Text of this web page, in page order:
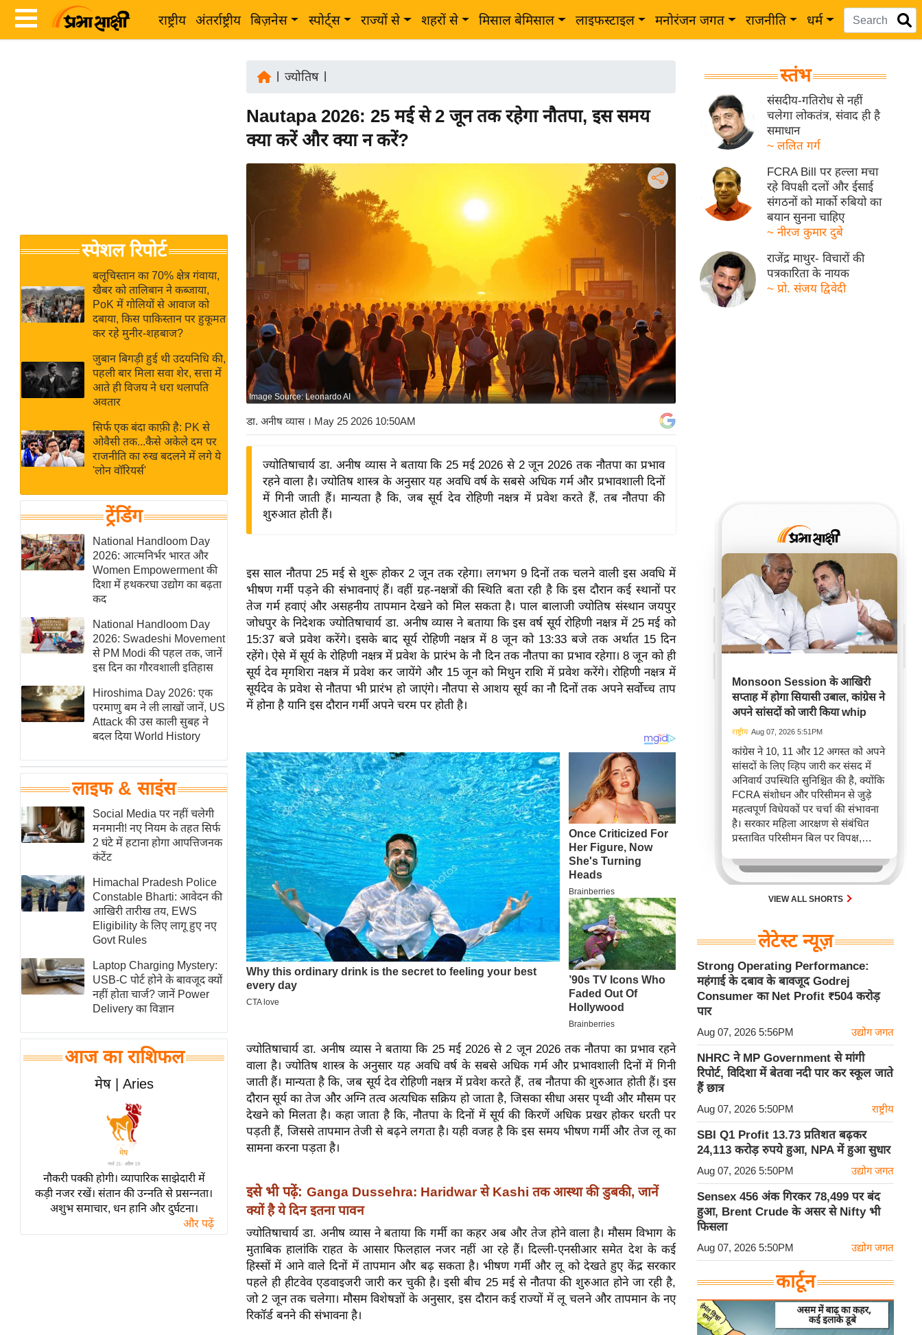
राष्ट्रीय अंतर्राष्ट्रीय बिज़नेस स्पोर्ट्स राज्यों से शहरों से मिसाल बेमिसाल लाइफस्टाइल मनोरंजन जगत राजनीति धर्म
Breaking
News in
Hindi
Hindi
Videos
जगत
राय
बजट
IPL
2026
ई-पेपर
मिसाल बेमिसाल
शख्सियत
यंग इंडिया
साहित्य जगत
ऑटो वर्ल्ड
न्यूज ब्रीफ
मनोरंजन जगत
बॉलीवुड
हॉलीवुड
फिल्म समीक्षा
Breaking
News
लाइफस्टाइल
टेक्नॉलॉजी
घरेलू नुस्खे
पर्यटन स्थल
फिटनेस मंत्रा
रिलेशनशिप
राजनीति
विश्लेषण
समसामयिक
मातृभूमि
एम.
आर.
आई.
समीक्षा
धर्म
ज्योतिष
त्योहार
राशिफल
विशेष
विश्लेषण
स्पेशल रिपोर्ट
बलूचिस्तान का 70% क्षेत्र गंवाया,
खैबर को तालिबान ने कब्जाया,
PoK में गोलियों से आवाज को
दबाया, किस पाकिस्तान पर हुकूमत
कर रहे मुनीर-शहबाज?
जुबान बिगड़ी हुई थी उदयनिधि की,
पहली बार मिला सवा शेर, सत्ता में
आते ही विजय ने धरा थलापति
अवतार
सिर्फ एक बंदा काफ़ी है: PK से
ओवैसी तक...कैसे अकेले दम पर
राजनीति का रुख बदलने में लगे ये
'लोन वॉरियर्स'
ट्रेंडिंग
National Handloom Day
2026: आत्मनिर्भर भारत और
Women Empowerment की
दिशा में हथकरघा उद्योग का बढ़ता
कद
National Handloom Day
2026: Swadeshi Movement
से PM Modi की पहल तक, जानें
इस दिन का गौरवशाली इतिहास
Hiroshima Day 2026: एक
परमाणु बम ने ली लाखों जानें, US
Attack की उस काली सुबह ने
बदल दिया World History
लाइफ & साइंस
Social Media पर नहीं चलेगी
मनमानी! नए नियम के तहत सिर्फ
2 घंटे में हटाना होगा आपत्तिजनक
कंटेंट
Himachal Pradesh Police
Constable Bharti: आवेदन की
आखिरी तारीख तय, EWS
Eligibility के लिए लागू हुए नए
Govt Rules
Laptop Charging Mystery:
USB-C पोर्ट होने के बावजूद क्यों
नहीं होता चार्ज? जानें Power
Delivery का विज्ञान
आज का राशिफल
मेष | Aries
नौकरी पक्की होगी। व्यापारिक साझेदारी में
कड़ी नजर रखें। संतान की उन्नति से प्रसन्नता।
अशुभ समाचार, धन हानि और दुर्घटना।
और पढ़ें
ज्योतिष|
Nautapa 2026: 25 मई से 2 जून तक रहेगा नौतपा, इस समय
क्या करें और क्या न करें?
Image Source: Leonardo AI
डा. अनीष व्यास। May 25 2026 10:50AM
ज्योतिषाचार्य डा. अनीष व्यास ने बताया कि 25 मई 2026 से 2 जून 2026 तक नौतपा का प्रभाव
रहने वाला है। ज्योतिष शास्त्र के अनुसार यह अवधि वर्ष के सबसे अधिक गर्म और प्रभावशाली दिनों
में गिनी जाती हैं। मान्यता है कि, जब सूर्य देव रोहिणी नक्षत्र में प्रवेश करते हैं, तब नौतपा की
शुरुआत होती हैं।
इस साल नौतपा 25 मई से शुरू होकर 2 जून तक रहेगा। लगभग 9 दिनों तक चलने वाली इस अवधि में
भीषण गर्मी पड़ने की संभावनाएं हैं। वहीं ग्रह-नक्षत्रों की स्थिति बता रही है कि इस दौरान कई स्थानों पर
तेज गर्म हवाएं और असहनीय तापमान देखने को मिल सकता है। पाल बालाजी ज्योतिष संस्थान जयपुर
जोधपुर के निदेशक ज्योतिषाचार्य डा. अनीष व्यास ने बताया कि इस वर्ष सूर्य रोहिणी नक्षत्र में 25 मई को
15:37 बजे प्रवेश करेंगे। इसके बाद सूर्य रोहिणी नक्षत्र में 8 जून को 13:33 बजे तक अर्थात 15 दिन
रहेंगे। ऐसे में सूर्य के रोहिणी नक्षत्र में प्रवेश के प्रारंभ के नौ दिन तक नौतपा का प्रभाव रहेगा। 8 जून को ही
सूर्य देव मृगशिरा नक्षत्र में प्रवेश कर जायेंगे और 15 जून को मिथुन राशि में प्रवेश करेंगे। रोहिणी नक्षत्र में
सूर्यदेव के प्रवेश से नौतपा भी प्रारंभ हो जाएंगे। नौतपा से आशय सूर्य का नौ दिनों तक अपने सर्वोच्च ताप
में होना है यानि इस दौरान गर्मी अपने चरम पर होती है।
ज्योतिषाचार्य डा. अनीष व्यास ने बताया कि 25 मई 2026 से 2 जून 2026 तक नौतपा का प्रभाव रहने
वाला है। ज्योतिष शास्त्र के अनुसार यह अवधि वर्ष के सबसे अधिक गर्म और प्रभावशाली दिनों में गिनी
जाती हैं। मान्यता है कि, जब सूर्य देव रोहिणी नक्षत्र में प्रवेश करते हैं, तब नौतपा की शुरुआत होती हैं। इस
दौरान सूर्य का तेज और अग्नि तत्व अत्यधिक सक्रिय हो जाता है, जिसका सीधा असर पृथ्वी और मौसम पर
देखने को मिलता है। कहा जाता है कि, नौतपा के दिनों में सूर्य की किरणें अधिक प्रखर होकर धरती पर
पड़ती हैं, जिससे तापमान तेजी से बढ़ने लगता है। यही वजह है कि इस समय भीषण गर्मी और तेज लू का
सामना करना पड़ता है।
इसे भी पढ़ें: Ganga Dussehra: Haridwar से Kashi तक आस्था की डुबकी, जानें
क्यों है ये दिन इतना पावन
ज्योतिषाचार्य डा. अनीष व्यास ने बताया कि गर्मी का कहर अब और तेज होने वाला है। मौसम विभाग के
मुताबिक हालांकि राहत के आसार फिलहाल नजर नहीं आ रहे हैं। दिल्ली-एनसीआर समेत देश के कई
हिस्सों में आने वाले दिनों में तापमान और बढ़ सकता है। भीषण गर्मी और लू को देखते हुए केंद्र सरकार
पहले ही हीटवेव एडवाइजरी जारी कर चुकी है। इसी बीच 25 मई से नौतपा की शुरुआत होने जा रही है,
जो 2 जून तक चलेगा। मौसम विशेषज्ञों के अनुसार, इस दौरान कई राज्यों में लू चलने और तापमान के नए
रिकॉर्ड बनने की संभावना है।
स्तंभ
संसदीय-गतिरोध से नहीं
चलेगा लोकतंत्र, संवाद ही है
समाधान
~ ललित गर्ग
FCRA Bill पर हल्ला मचा
रहे विपक्षी दलों और ईसाई
संगठनों को मार्को रुबियो का
बयान सुनना चाहिए
~ नीरज कुमार दुबे
राजेंद्र माथुर- विचारों की
पत्रकारिता के नायक
~ प्रो. संजय द्विवेदी
Monsoon Session के आखिरी
सप्ताह में होगा सियासी उबाल, कांग्रेस ने
अपने सांसदों को जारी किया whip
राष्ट्रीय Aug 07, 2026 5:51PM
कांग्रेस ने 10, 11 और 12 अगस्त को अपने
सांसदों के लिए व्हिप जारी कर संसद में
अनिवार्य उपस्थिति सुनिश्चित की है, क्योंकि
FCRA संशोधन और परिसीमन से जुड़े
महत्वपूर्ण विधेयकों पर चर्चा की संभावना
है। सरकार महिला आरक्षण से संबंधित
प्रस्तावित परिसीमन बिल पर विपक्ष,
का समर्थन जुटाने की कोशिश कर रही है,
जिससे आगामी संसदीय सत्र में अहम
राजनीतिक टकराव अपेक्षित है।
VIEW ALL SHORTS
लेटेस्ट न्यूज़
Strong Operating Performance:
महंगाई के दबाव के बावजूद Godrej
Consumer का Net Profit ₹504 करोड़
पार
Aug 07, 2026 5:56PM उद्योग जगत
NHRC ने MP Government से मांगी
रिपोर्ट, विदिशा में बेतवा नदी पार कर स्कूल जाते
हैं छात्र
Aug 07, 2026 5:50PM राष्ट्रीय
SBI Q1 Profit 13.73 प्रतिशत बढ़कर
24,113 करोड़ रुपये हुआ, NPA में हुआ सुधार
Aug 07, 2026 5:50PM उद्योग जगत
Sensex 456 अंक गिरकर 78,499 पर बंद
हुआ, Brent Crude के असर से Nifty भी
फिसला
Aug 07, 2026 5:50PM उद्योग जगत
कार्टून